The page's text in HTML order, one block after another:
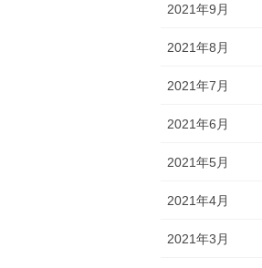
2021年9月
2021年8月
2021年7月
2021年6月
2021年5月
2021年4月
2021年3月